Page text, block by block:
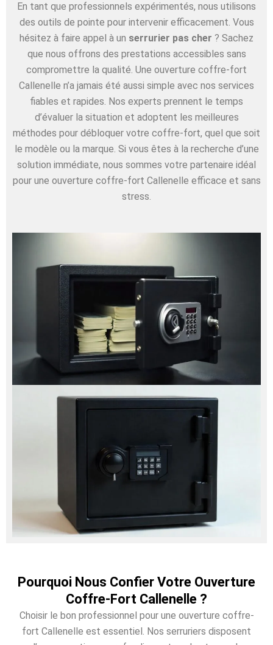
En tant que professionnels expérimentés, nous utilisons
des outils de pointe pour intervenir efficacement. Vous
hésitez à faire appel à un serrurier pas cher ? Sachez
que nous offrons des prestations accessibles sans
compromettre la qualité. Une ouverture coffre-fort
Callenelle n’a jamais été aussi simple avec nos services
fiables et rapides. Nos experts prennent le temps
d’évaluer la situation et adoptent les meilleures
méthodes pour débloquer votre coffre-fort, quel que soit
le modèle ou la marque. Si vous êtes à la recherche d’une
solution immédiate, nous sommes votre partenaire idéal
pour une ouverture coffre-fort Callenelle efficace et sans
stress.
Pourquoi Nous Confier Votre Ouverture
Coffre-Fort Callenelle ?
Choisir le bon professionnel pour une ouverture coffre-
fort Callenelle est essentiel. Nos serruriers disposent